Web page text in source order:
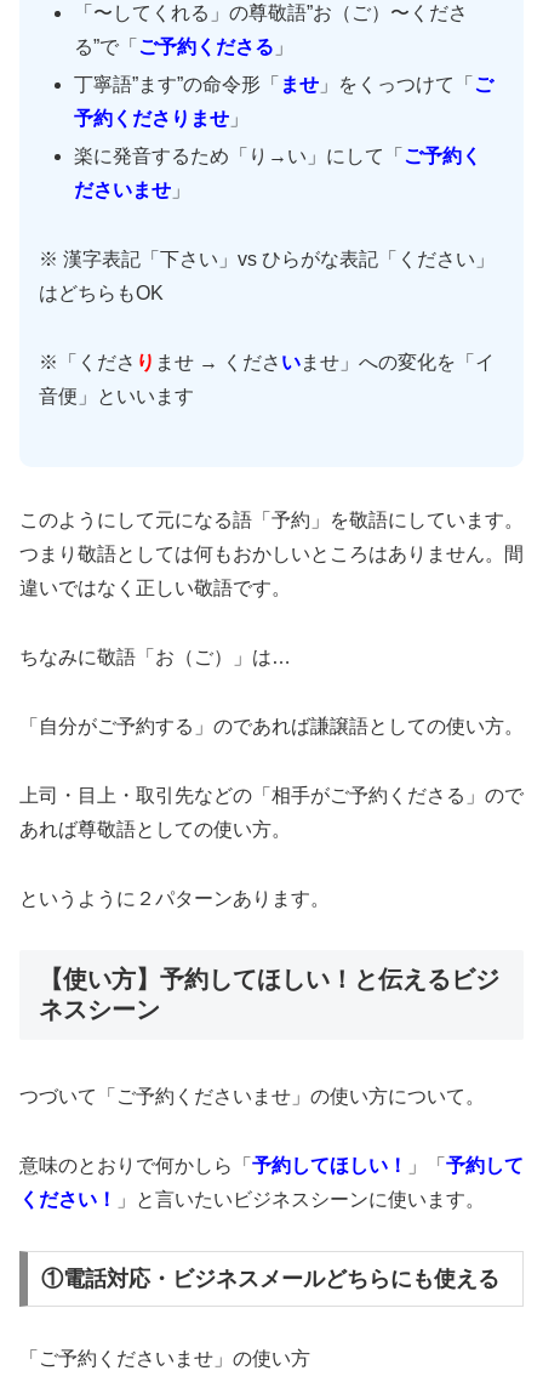
「〜してくれる」の尊敬語”お（ご）〜くださ
る”で「 ご予約くださる 」
丁寧語”ます”の命令形「 ませ 」をくっつけて「 ご
予約くださりませ 」
楽に発音するため「り→い」にして「 ご予約く
ださいませ 」
※ 漢字表記「下さい」vs ひらがな表記「ください」
はどちらもOK
※「くださ り ませ → くださ いませ」への変化を「イ
音便」といいます
このようにして元になる語「予約」を敬語にしています。
つまり敬語としては何もおかしいところはありません。間
違いではなく正しい敬語です。
ちなみに敬語「お（ご）」は…
「自分がご予約する」のであれば謙譲語としての使い方。
上司・目上・取引先などの「相手がご予約くださる」ので
あれば尊敬語としての使い方。
というように２パターンあります。
【使い方】予約してほしい！と伝えるビジ
ネスシーン
つづいて「ご予約くださいませ」の使い方について。
意味のとおりで何かしら「 予約してほしい！ 」「 予約して
ください！
」と言いたいビジネスシーンに使います。
①電話対応・ビジネスメールどちらにも使える
「ご予約くださいませ」の使い方